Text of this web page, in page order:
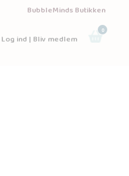
BubbleMinds Butikken
Log ind | Bliv medlem
0